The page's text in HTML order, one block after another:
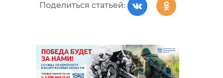
Поделиться статьей: